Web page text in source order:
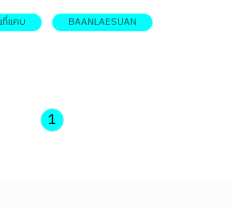
แคบ BAANLAESUAN
1